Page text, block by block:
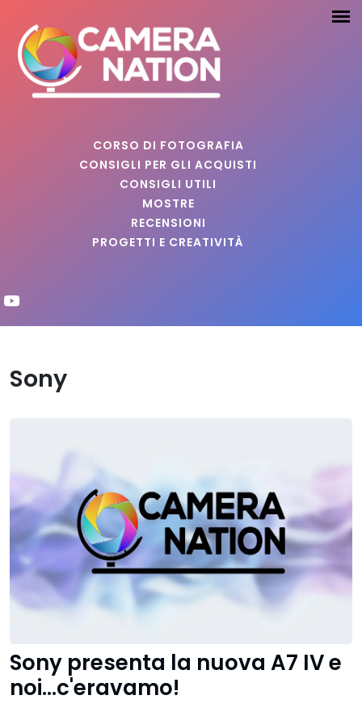
CORSO DI FOTOGRAFIA
CONSIGLI PER GLI ACQUISTI
CONSIGLI UTILI
MOSTRE
RECENSIONI
PROGETTI E CREATIVITÀ
Sony
Sony presenta la nuova A7 IV e
noi...c'eravamo!